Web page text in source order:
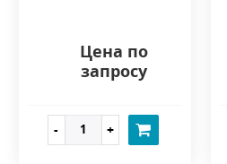
Цена по
запросу